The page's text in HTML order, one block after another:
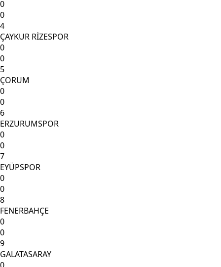
0
0
4
ÇAYKUR RİZESPOR
0
0
5
ÇORUM
0
0
6
ERZURUMSPOR
0
0
7
EYÜPSPOR
0
0
8
FENERBAHÇE
0
0
9
GALATASARAY